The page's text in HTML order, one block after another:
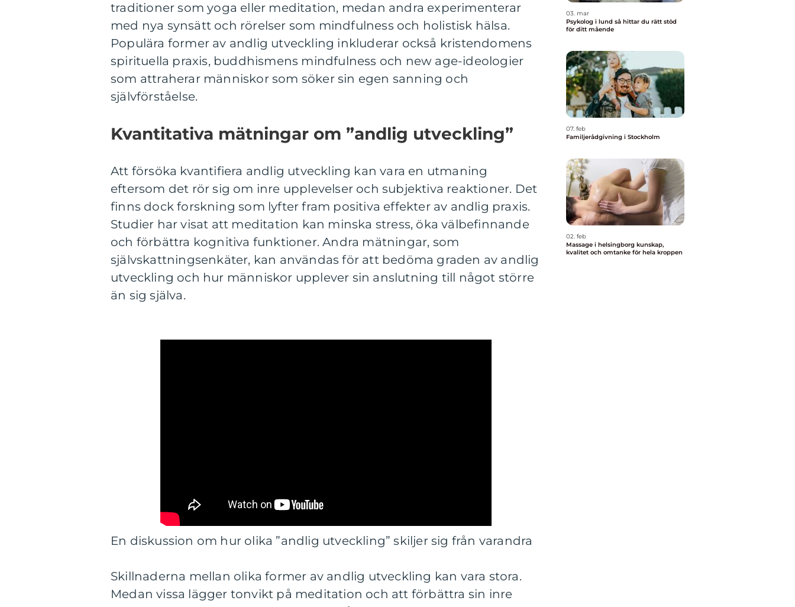
traditioner som yoga eller meditation, medan andra experimenterar
med nya synsätt och rörelser som mindfulness och holistisk hälsa.
Populära former av andlig utveckling inkluderar också kristendomens
spirituella praxis, buddhismens mindfulness och new age-ideologier
som attraherar människor som söker sin egen sanning och
självförståelse.
Kvantitativa mätningar om ”andlig utveckling”
Att försöka kvantifiera andlig utveckling kan vara en utmaning
eftersom det rör sig om inre upplevelser och subjektiva reaktioner. Det
finns dock forskning som lyfter fram positiva effekter av andlig praxis.
Studier har visat att meditation kan minska stress, öka välbefinnande
och förbättra kognitiva funktioner. Andra mätningar, som
självskattningsenkäter, kan användas för att bedöma graden av andlig
utveckling och hur människor upplever sin anslutning till något större
än sig själva.
En diskussion om hur olika ”andlig utveckling” skiljer sig från varandra
Skillnaderna mellan olika former av andlig utveckling kan vara stora.
Medan vissa lägger tonvikt på meditation och att förbättra sin inre
03. mar
Psykolog i lund så hittar du rätt stöd
för ditt mående
07. feb
Familjerådgivning i Stockholm
02. feb
Massage i helsingborg kunskap,
kvalitet och omtanke för hela kroppen